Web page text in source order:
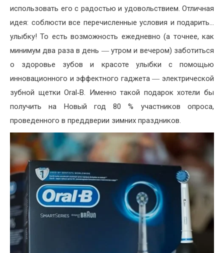
использовать его с радостью и удовольствием. Отличная
идея: соблюсти все перечисленные условия и подарить…
улыбку! То есть возможность ежедневно (а точнее, как
минимум два раза в день ― утром и вечером) заботиться
о здоровье зубов и красоте улыбки с помощью
инновационного и эффектного гаджета ― электрической
зубной щетки Oral‑B. Именно такой подарок хотели бы
получить на Новый год 80 % участников опроса,
проведенного в преддверии зимних праздников.